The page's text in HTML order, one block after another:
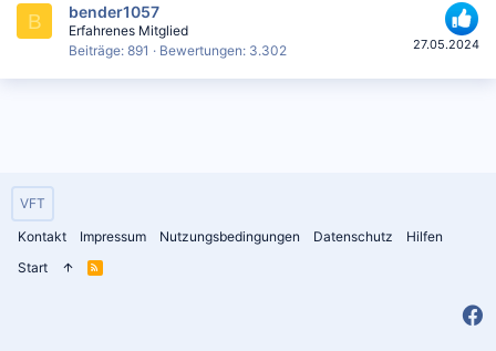
B
27.05.2024
bender1057
Erfahrenes Mitglied
Beiträge 891 Bewertungen 3.302
VFT
Kontakt
Impressum Nutzungsbedingungen Datenschutz
Hilfen
Start
R